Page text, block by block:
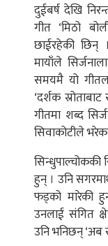
दुईबर्ष देखि
गीत ‘मिठो
छाईरहेकी छिन्
मायाँले
समयमै यो
‘दर्शक
गीतमा शब्द
सिवाकोटीले
सिन्धुपाल्चोककी
हुन् । उनि
फड्को मारेकी
उनलाई संगित
उनि भनिछन् ‘अब